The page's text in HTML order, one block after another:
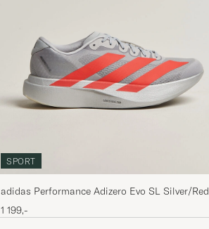
SPORT
adidas Performance Adizero Evo SL Silver/Red
1 199,-